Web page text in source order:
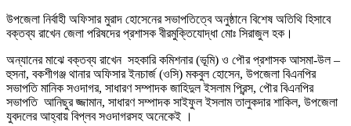
উপজেলা নির্বাহী অফিসার মুরাদ হোসেনের সভাপতিত্বে অনুষ্ঠানে বিশেষ অতিথি হিসাবে
বক্তব্য রাখেন জেলা পরিষদের প্রশাসক বীরমুক্তিযোদ্ধা মোঃ সিরাজুল হক।
অন্যানের মাঝে বক্তব্য রাখেন সহকারি কমিশনার (ভূমি) ও পৌর প্রশাসক আসমা-উল –
হুসনা, বকশীগঞ্জ থানার অফিসার ইনচার্জ (ওসি) মকবুল হোসেন, উপজেলা বিএনপির
সভাপতি মানিক সওদাগর, সাধারণ সম্পাদক জাহিদুল ইসলাম প্রিন্স, পৌর বিএনপির
সভাপতি আনিছুর জ্জামান, সাধারণ সম্পাদক সাইফুল ইসলাম তালুকদার শাকিল, উপজেলা
যুবদলের আহ্বায় বিপ্লব সওদাগরসহ অনেকেই ।